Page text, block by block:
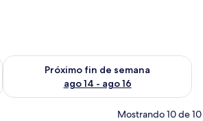
semana ago 7 - ago 9
Próximo fin de semana
ago 14 - ago 16
Consulta la disponibilidad para el
Mostrando 10 de